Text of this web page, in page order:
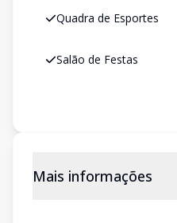
Quadra de Esportes
Salão de Festas
Mais informações